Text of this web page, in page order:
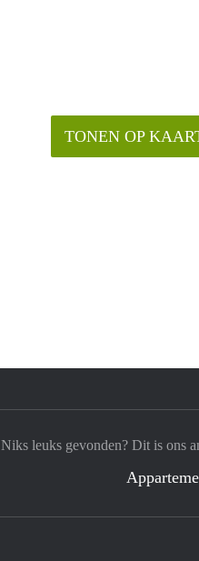
TONEN OP
Niks leuks gevonden? Dit is ons